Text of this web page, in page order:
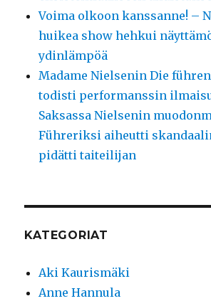
Voima olkoon kanssanne! –
huikea show hehkui
ydinlämpöä
Madame Nielsenin Die
todisti performanssin
Saksassa Nielsenin
Führeriksi aiheutti
pidätti taiteilijan
KATEGORIAT
Aki Kaurismäki
Anne Hannula